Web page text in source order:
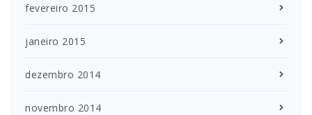
fevereiro 2015
janeiro 2015
dezembro 2014
novembro 2014